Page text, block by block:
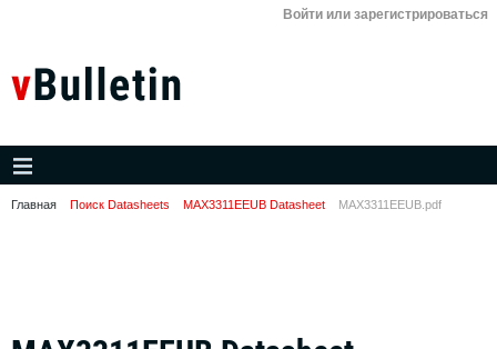
Войти или зарегистрироваться
Главная Поиск Datasheets MAX3311EEUB Datasheet MAX3311EEUB.pdf